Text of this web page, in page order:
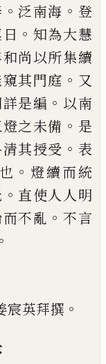
。泛南海 。 登
。 知為大慧
尚以所集續
其門庭 。 又
是編 。 以南
之未備 。 是
其授受 。 表
。 燈續而統
。 直使人人明
不亂 。不言
。
宸英拜撰 。